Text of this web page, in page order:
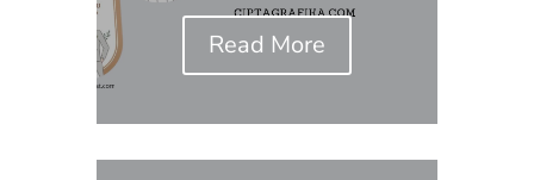
Read More